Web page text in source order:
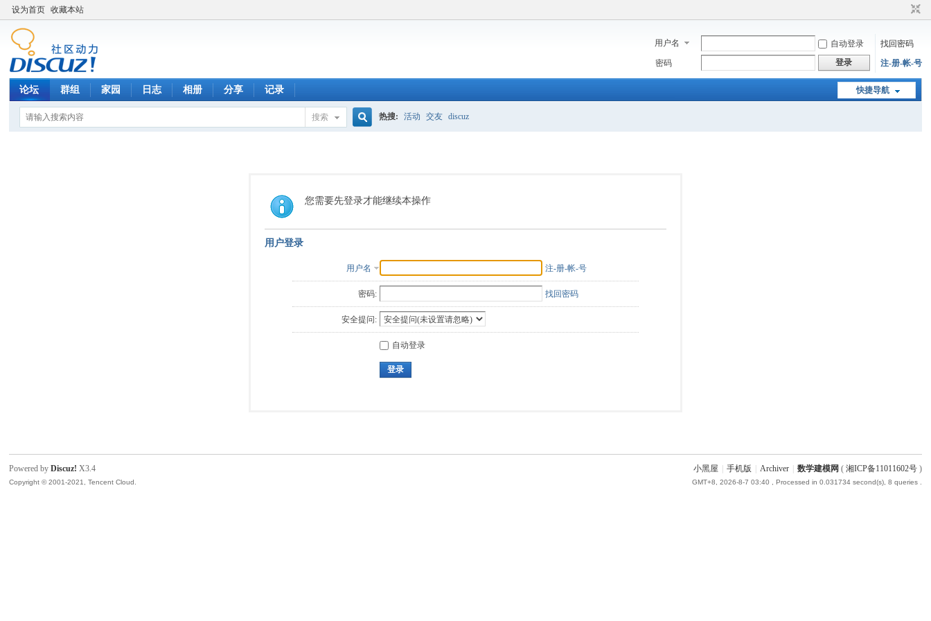
设为首页 收藏本站
用户名 自动登录
找回密码
密码
登录 注-册-帐-号
快捷导航
论坛 群组 家园 日志 相册 分享 记录
搜索
索
热搜: 活动 交友 discuz
您需要先登录才能继续本操作
用户登录
用户名 注-册-帐-号
密码: 找回密码
安全提问:
自动登录
登录
小黑屋 手机版 Archiver 数学建模网 ( 湘ICP备11011602号)
GMT+8, 2026-8-7 03:40 , Processed in 0.031734 second(s), 8 queries .
Powered byDiscuz! X3.4
Copyright © 2001-2021, Tencent Cloud.